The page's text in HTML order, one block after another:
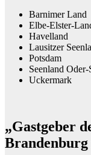
Barnimer Land
Elbe-Elster-
Havelland
Lausitzer
Potsdam
Seenland Oder-
Uckermark
„Gastgeber
Brandenburg